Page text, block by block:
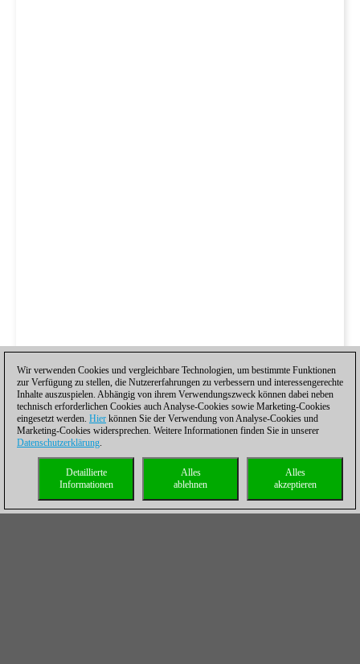
Wir verwenden Cookies und vergleichbare Technologien, um bestimmte Funktionen
zur Verfügung zu stellen, die Nutzererfahrungen zu verbessern und interessengerechte
Inhalte auszuspielen. Abhängig von ihrem Verwendungszweck können dabei neben
technisch erforderlichen Cookies auch Analyse-Cookies sowie Marketing-Cookies
eingesetzt werden. Hier können Sie der Verwendung von Analyse-Cookies und
Marketing-Cookies widersprechen. Weitere Informationen finden Sie in unserer
Datenschutzerklärung.
Alles
akzeptieren
Alles
ablehnen
Detaillierte
Informationen